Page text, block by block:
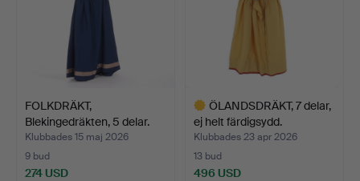
FOLKDRÄKT,
Blekingedräkten, 5 delar.
Klubbades 15 maj 2026
9 bud
274 USD
ÖLANDSDRÄKT, 7 delar,
ej helt färdigsydd.
Klubbades 23 apr 2026
13 bud
496 USD